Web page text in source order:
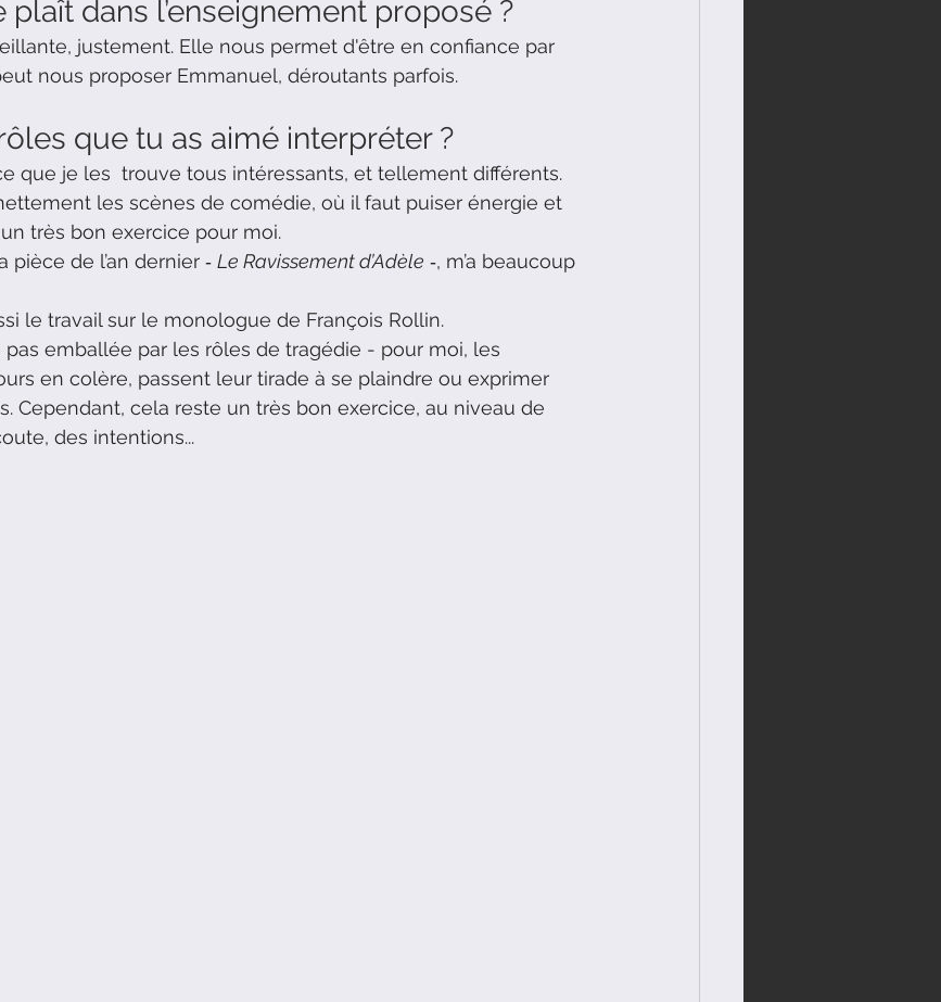
plaît dans l’enseignement proposé ?
justement. Elle nous permet d'être en confiance par
nous proposer Emmanuel, déroutants parfois.
que tu as aimé interpréter ?
que je les  trouve tous intéressants, et tellement différents.
les scènes de comédie, où il faut puiser énergie et
très bon exercice pour moi.
pièce de l’an dernier ‐ Le Ravissement d’Adèle ‐, m’a beaucoup
le travail sur le monologue de François Rollin.
pas emballée par les rôles de tragédie - pour moi, les
en colère, passent leur tirade à se plaindre ou exprimer
Cependant, cela reste un très bon exercice, au niveau de
des intentions...